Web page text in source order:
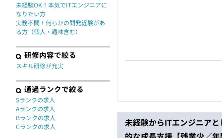
未経験からITエンジニア
未経験OK！本気でITエンジニアに
なりたい方
実務不問！何らかの開発経験があ
る方（個人・趣味含む）
研修内容で絞る
スキル研修が充実
通過ランクで絞る
Sランクの求人
Aランクの求人
Bランクの求人
Cランクの求人